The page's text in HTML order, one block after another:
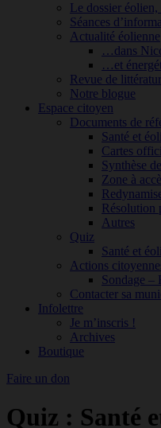
Le dossier éolien,
Séances
Actualité éolienne
…dans
…et
Revue de
Notre blogue
Espace citoyen
Documents de
Santé et
Cartes
Synthèse
Zone à
Résolution
Autres
Quiz
Santé et
Actions
Sondage –
Contacter sa
Infolettre
Je m’inscris !
Archives
Boutique
Faire un don
Quiz : Santé